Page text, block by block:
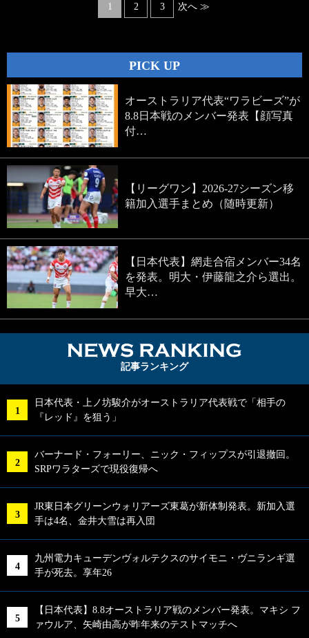
1 2 3 次へ ≫
PICK UP
オーストラリア代表“ワラビーズ”が
8.8日本戦のメンバー発表【顔写真
付…
【リーグワン】2026-27シーズン移
籍加入選手まとめ（随時更新）
【日本代表】網走合宿メンバー34名
を発表。明大・伊藤龍之介ら選出。
早大…
記事ランキング
日本代表・上ノ坊駿介がオーストラリア代表戦で「相手の
『レッド』を狙う」
バーナード・フォーリー、ニック・フィップスが引退撤回。
SRPワラターズで現役復帰へ
JR東日本グリーンウォリアーズ東葛が新体制発表。新加入選
手は4名、金井大雪は再入団
九州電力キューデンヴォルテクスのサイモニ・ヴニランギ選
手が死去。享年26
【日本代表】8.8オーストラリア戦のメンバー発表。マキシ フ
ァウルア、矢崎由高が昨年来のテストマッチへ